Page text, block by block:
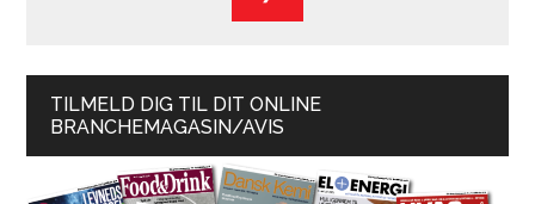
TILMELD DIG TIL DIT ONLINE
BRANCHEMAGASIN/AVIS